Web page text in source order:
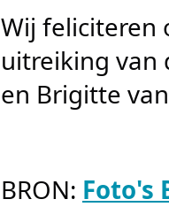
Wij feliciteren
uitreiking van
en Brigitte
BRON: Foto's